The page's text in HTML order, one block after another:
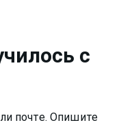
с
почте. Опишите